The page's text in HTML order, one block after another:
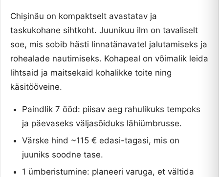
Chișinău on kompaktselt avastatav ja
taskukohane sihtkoht. Juunikuu ilm on tavaliselt
soe, mis sobib hästi linnatänavatel jalutamiseks ja
rohealade nautimiseks. Kohapeal on võimalik leida
lihtsaid ja maitsekaid kohalikke toite ning
käsitööveine.
Paindlik 7 ööd: piisav aeg rahulikuks tempoks
ja päevaseks väljasõiduks lähiümbrusse.
Värske hind ~115 € edasi-tagasi, mis on
juuniks soodne tase.
1 ümberistumine: planeeri varuga, et vältida